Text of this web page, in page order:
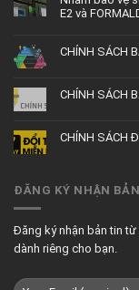
E2 và
CHÍNH SÁCH
CHÍNH SÁCH
CHÍNH SÁCH
ĐĂNG KÝ NHẬN
Đăng ký nhận bản tin
dành riêng cho bạn.